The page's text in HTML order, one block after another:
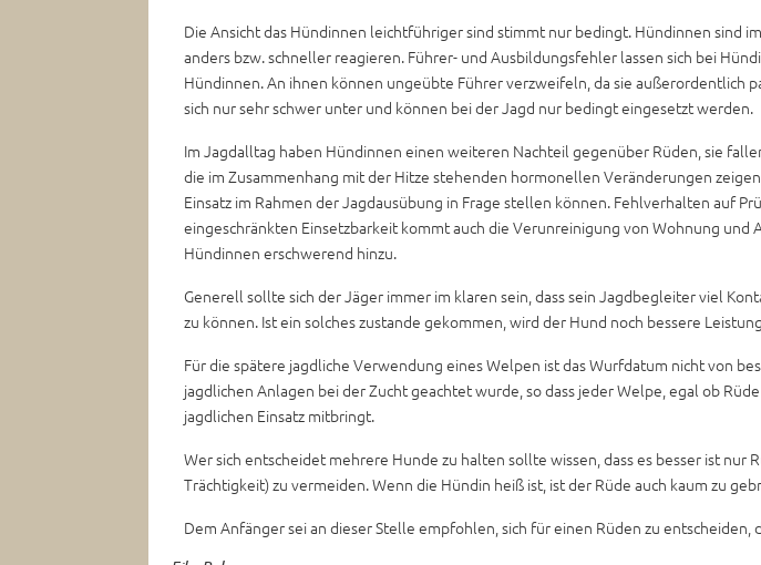
Die Ansicht das Hündinnen leichtführiger sind stimmt nur bedingt. Hündinnen sind
anders bzw. schneller reagieren. Führer- und Ausbildungsfehler lassen sich bei
Hündinnen. An ihnen können ungeübte Führer verzweifeln, da sie außerordentlich
sich nur sehr schwer unter und können bei der Jagd nur bedingt eingesetzt werden.
Im Jagdalltag haben Hündinnen einen weiteren Nachteil gegenüber Rüden, sie
die im Zusammenhang mit der Hitze stehenden hormonellen Veränderungen
Einsatz im Rahmen der Jagdausübung in Frage stellen können. Fehlverhalten auf
eingeschränkten Einsetzbarkeit kommt auch die Verunreinigung von Wohnung
Hündinnen erschwerend hinzu.
Generell sollte sich der Jäger immer im klaren sein, dass sein Jagdbegleiter viel
zu können. Ist ein solches zustande gekommen, wird der Hund noch bessere
Für die spätere jagdliche Verwendung eines Welpen ist das Wurfdatum nicht von
jagdlichen Anlagen bei der Zucht geachtet wurde, so dass jeder Welpe, egal ob
jagdlichen Einsatz mitbringt.
Wer sich entscheidet mehrere Hunde zu halten sollte wissen, dass es besser ist
Trächtigkeit) zu vermeiden. Wenn die Hündin heiß ist, ist der Rüde auch kaum zu
Dem Anfänger sei an dieser Stelle empfohlen, sich für einen Rüden zu